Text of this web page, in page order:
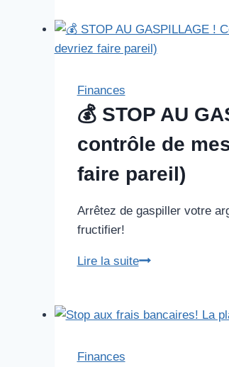
seitan
à
Finances
💰 STOP AU
contrôle de
faire pareil)
Arrêtez de gaspiller votre
fructifier!
Lire la suite💰
GASPILLAGE
Finances